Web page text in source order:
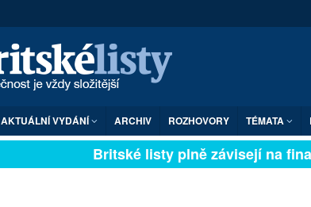
AKTUÁLNÍ VYDÁNÍ ARCHIV ROZHOVORY TÉMATA
Britské listy plně závisejí na